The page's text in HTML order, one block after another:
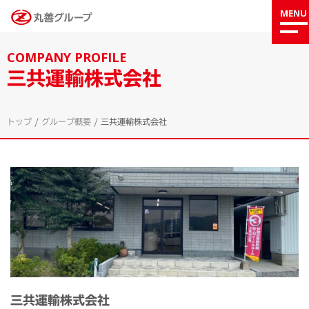
MENU
COMPANY PROFILE
三共運輸株式会社
トップ / グループ概要 / 三共運輸株式会社
三共運輸株式会社